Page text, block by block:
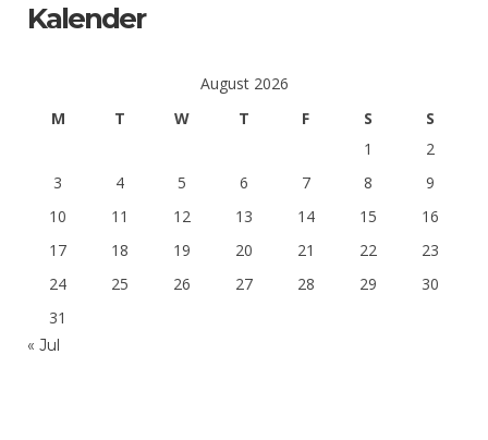
Kalender
August 2026
M
T W T F S
S
1
2
3
4 5 6 7 8
9
10
11 12 13 14 15
16
17
18 19 20 21 22
23
24
25 26 27 28 29
30
31
« Jul